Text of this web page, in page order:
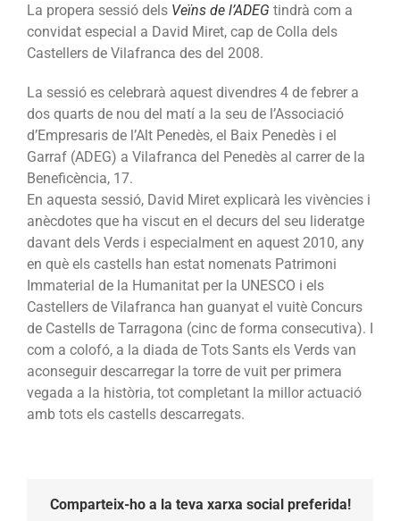
La propera sessió dels Veïns de l’ADEG tindrà com a
convidat especial a David Miret, cap de Colla dels
Castellers de Vilafranca des del 2008.
La sessió es celebrarà aquest divendres 4 de febrer a
dos quarts de nou del matí a la seu de l’Associació
d’Empresaris de l’Alt Penedès, el Baix Penedès i el
Garraf (ADEG) a Vilafranca del Penedès al carrer de la
Beneficència, 17.
En aquesta sessió, David Miret explicarà les vivències i
anècdotes que ha viscut en el decurs del seu lideratge
davant dels Verds i especialment en aquest 2010, any
en què els castells han estat nomenats Patrimoni
Immaterial de la Humanitat per la UNESCO i els
Castellers de Vilafranca han guanyat el vuitè Concurs
de Castells de Tarragona (cinc de forma consecutiva). I
com a colofó, a la diada de Tots Sants els Verds van
aconseguir descarregar la torre de vuit per primera
vegada a la història, tot completant la millor actuació
amb tots els castells descarregats.
Comparteix-ho a la teva xarxa social preferida!